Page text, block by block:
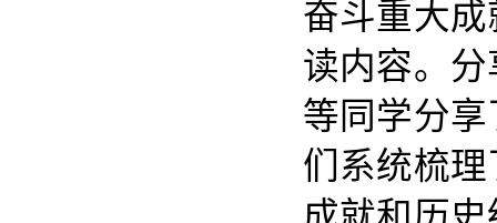
奋斗重大
读内容。
等同学分
们系统梳